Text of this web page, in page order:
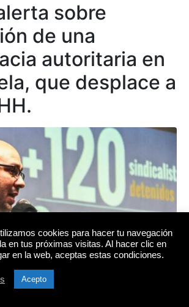
sobre
de una
autoritaria en
que desplace a
defensora de Derechos
cookies para hacer tu navegación
en tus próximas visitas. Al hacer clic en
en la web, aceptas estas condiciones.
Acepto